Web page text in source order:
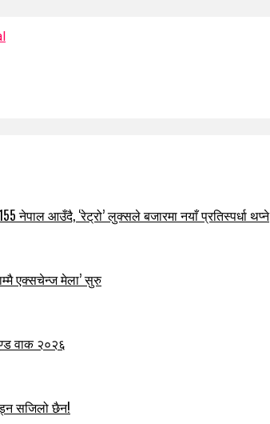
नेपाल आउँदै, ‘रेट्रो’ लुक्सले बजारमा नयाँ प्रतिस्पर्धा थप्ने
एक्सचेन्ज मेला’ सुरु
वाक २०२६
सजिलो छैन!